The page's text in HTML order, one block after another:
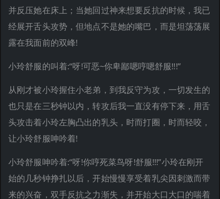
并反压她在床上；当她回过神来想要反抗的时候，我已
经展开舌头攻势，但地点不是她的嘴巴，而是坦荡荡展
露在我面前的双峰!
小玲舒服的叫着:“呀!可恶~你卑鄙嗯哼嗯舒服!!!”
从刚才被小玲握住小老弟，到我反守为攻，一切发生的
也只是在三秒钟以内，转攻后我一直没有停下来，用舌
头攻击着小玲左胸凸出的乳头，时而打圈，时而轻咬，
让小玲舒服呻吟着!
小玲舒服呻吟着:“呀!你哼死菜鸟呀!舒服!!!”小玲在刚开
始的几秒钟挣扎以后，开始慢慢享受着乳尖因刺激而带
来的兴奋，双手反抗之力渐失，并开始大口大口的喘着